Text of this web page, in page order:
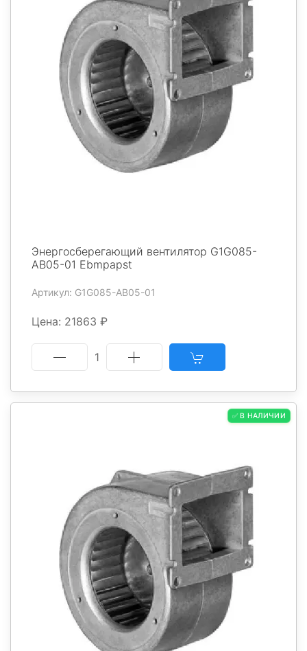
Энергосберегающий вентилятор G1G085-
AB05-01 Ebmpapst
Артикул: G1G085-AB05-01
Цена: 21863 ₽
1
✅ В НАЛИЧИИ